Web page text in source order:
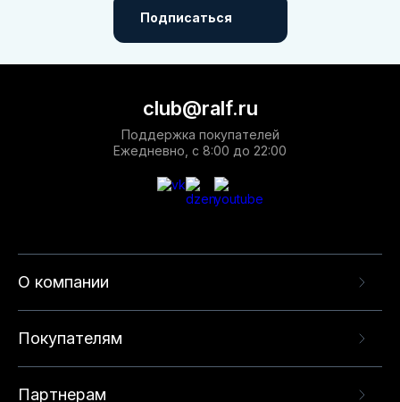
Подписаться
О компании
Покупателям
Партнерам
club@ralf.ru
Поддержка покупателей
Ежедневно, с 8:00 до 22:00